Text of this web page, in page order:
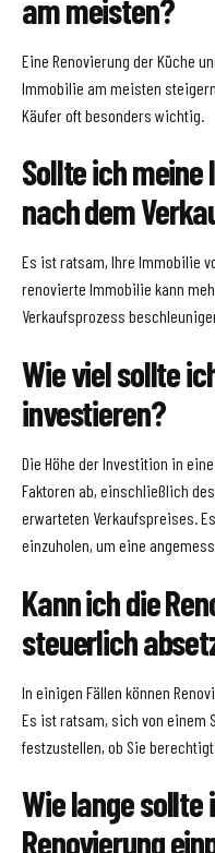
am meisten?
Eine Renovierung der Küche
Immobilie am meisten
Käufer oft besonders wichtig.
Sollte ich
nach dem
Es ist ratsam, Ihre Immobilie
renovierte Immobilie kann
Verkaufsprozess
Wie viel sollte
investieren?
Die Höhe der Investition in
Faktoren ab, einschließlich
erwarteten Verkaufspreises.
einzuholen, um eine
Kann ich die
steuerlich
In einigen Fällen können
Es ist ratsam, sich von einem
festzustellen, ob Sie
Wie lange sollte
Renovierung